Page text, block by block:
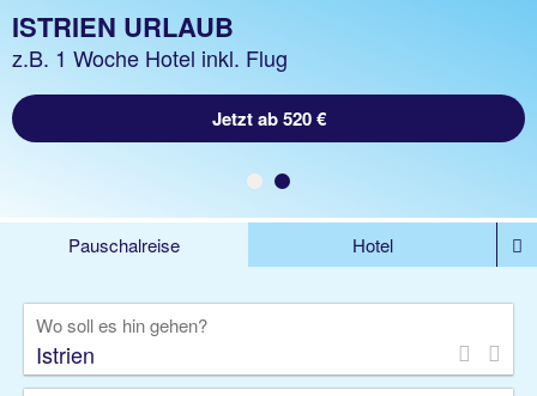
ISTRIEN HOTELS
z.B. 1 Nacht ohne Flug
Jetzt ab 64 €
ISTRIEN URLAUB
z.B. 1 Woche Hotel inkl. Flug
Jetzt ab 520 €
Pauschalreise
Hotel
Kreuzfahrten
Rundreisen
Privattransfer
Zusatzleistungen
Wo soll es hin gehen?